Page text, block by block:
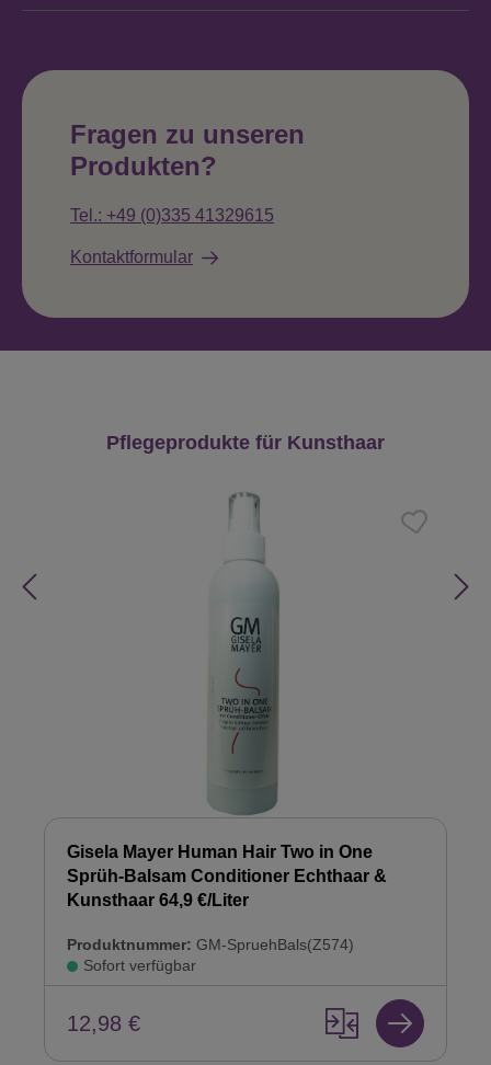
Fragen zu unseren
Produkten?
Tel.: +49 (0)335 41329615
Kontaktformular
Produktgalerie überspringen
Pflegeprodukte für Kunsthaar
Gisela Mayer Human Hair Two in One
Sprüh-Balsam Conditioner Echthaar &
Kunsthaar 64,9 €/Liter
Produktnummer: GM-SpruehBals(Z574)
Sofort verfügbar
12,98 €